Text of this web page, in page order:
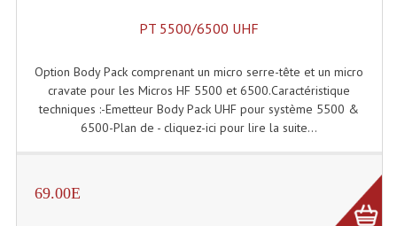
Micro Sans Fil HF UHF 800MHZ
Micros De Studio
PT 5500/6500 UHF
Option Body Pack comprenant un micro serre-tête et un micro
cravate pour les Micros HF 5500 et 6500.Caractéristique
techniques :-Emetteur Body Pack UHF pour système 5500 &
6500-Plan de - cliquez-ici pour lire la suite...
69.00E